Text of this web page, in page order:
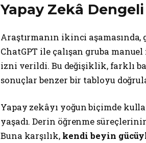
Yapay Zekâ
Araştırmanın ikinci
ChatGPT ile çalışan gruba
izni verildi. Bu değişiklik, farklı
sonuçlar benzer bir tabloyu
Yapay zekâyı yoğun biçimde
yaşadı. Derin öğrenme
Buna karşılık, kendi beyin